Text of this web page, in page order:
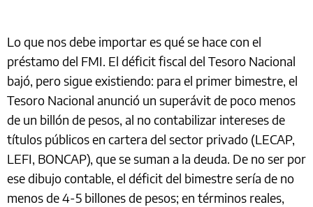
Lo que nos debe importar es qué se hace con el
préstamo del FMI. El déficit fiscal del Tesoro Nacional
bajó, pero sigue existiendo: para el primer bimestre, el
Tesoro Nacional anunció un superávit de poco menos
de un billón de pesos, al no contabilizar intereses de
títulos públicos en cartera del sector privado (LECAP,
LEFI, BONCAP), que se suman a la deuda. De no ser por
ese dibujo contable, el déficit del bimestre sería de no
menos de 4-5 billones de pesos; en términos reales,